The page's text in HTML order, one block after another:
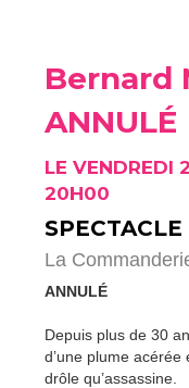
Bernard
ANNULÉ
LE VENDREDI
20H00
SPECTACLE
La
ANNULÉ
Depuis plus de 30
d’une plume acérée
drôle qu’assassine.